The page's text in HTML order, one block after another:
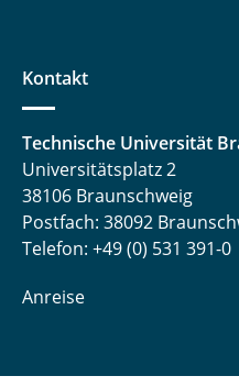
Kontakt
Technische Universität
Universitätsplatz 2
38106 Braunschweig
Postfach: 38092
Telefon: +49 (0) 531 391-0
Anreise